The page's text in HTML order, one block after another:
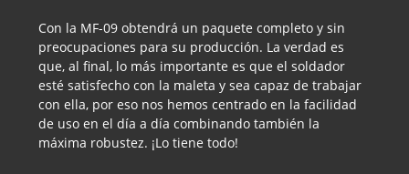
Con la MF-09 obtendrá un paquete completo y sin
preocupaciones para su producción. La verdad es
que, al final, lo más importante es que el soldador
esté satisfecho con la maleta y sea capaz de trabajar
con ella, por eso nos hemos centrado en la facilidad
de uso en el día a día combinando también la
máxima robustez. ¡Lo tiene todo!